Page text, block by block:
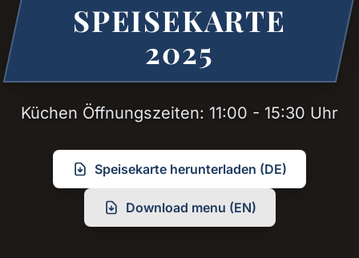
SPEISEKARTE
2025
Küchen Öffnungszeiten: 11:00 - 15:30 Uhr
Speisekarte herunterladen (DE)
Download menu (EN)